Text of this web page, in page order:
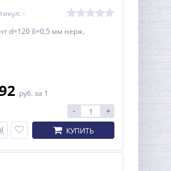
-
d=120 δ=0,5 мм нерж.
руб. за 1
- +
КУПИТЬ